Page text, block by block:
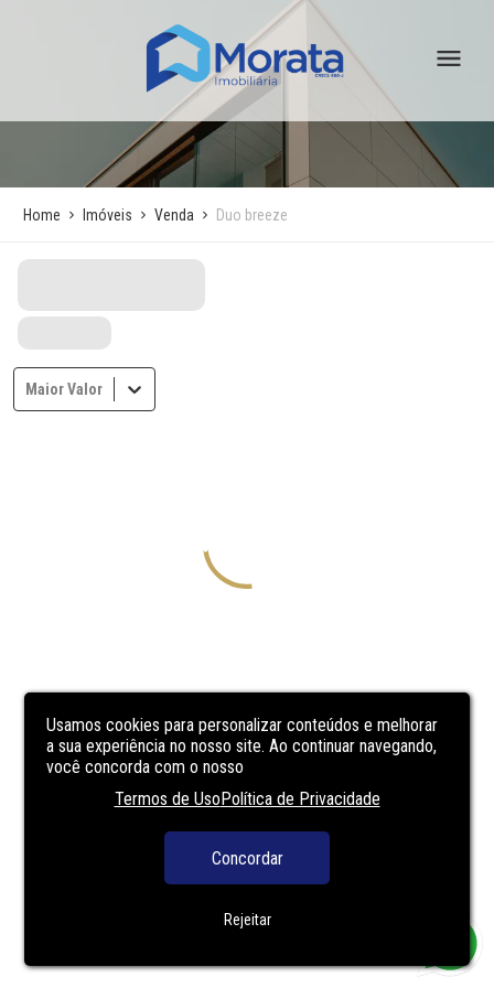
Usamos cookies para personalizar conteúdos e melhorar
a sua experiência no nosso site. Ao continuar navegando,
você concorda com o nosso
Termos de UsoPolítica de Privacidade
Concordar
Rejeitar
Home Imóveis Venda Duo breeze
Maior Valor